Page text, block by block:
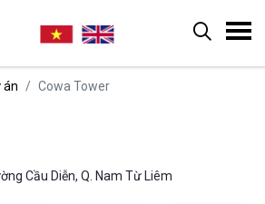
án Cowa Tower
Cầu Diễn, Q. Nam Từ Liêm